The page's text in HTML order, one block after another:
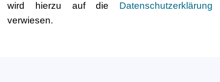
wird hierzu auf die Datenschutzerklärung
verwiesen.